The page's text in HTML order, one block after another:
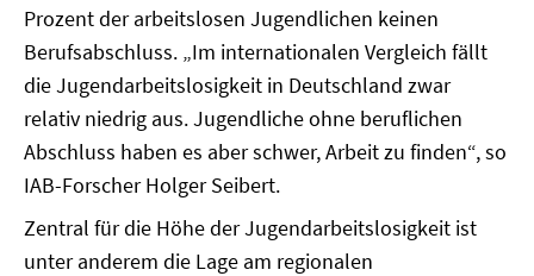
Prozent der arbeitslosen Jugendlichen keinen
Berufsabschluss. „Im internationalen Vergleich fällt
die Jugendarbeitslosigkeit in Deutschland zwar
relativ niedrig aus. Jugendliche ohne beruflichen
Abschluss haben es aber schwer, Arbeit zu finden“, so
IAB-Forscher Holger Seibert.
Zentral für die Höhe der Jugendarbeitslosigkeit ist
unter anderem die Lage am regionalen